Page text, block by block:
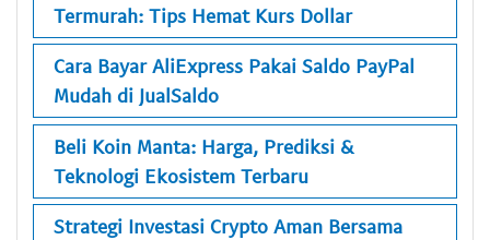
Termurah: Tips Hemat Kurs Dollar
Cara Bayar AliExpress Pakai Saldo PayPal
Mudah di JualSaldo
Beli Koin Manta: Harga, Prediksi &
Teknologi Ekosistem Terbaru
Strategi Investasi Crypto Aman Bersama